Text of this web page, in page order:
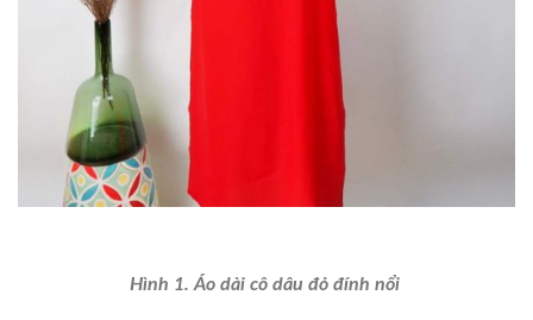
Hình 1. Áo dài cô dâu đỏ đính nổi